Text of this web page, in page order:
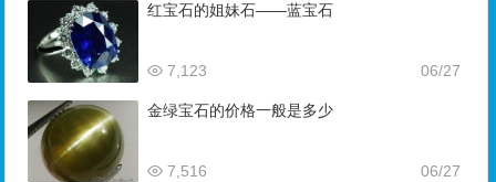
红宝石的姐妹石——蓝宝石
06/27
7,123
金绿宝石的价格一般是多少
06/27
7,516